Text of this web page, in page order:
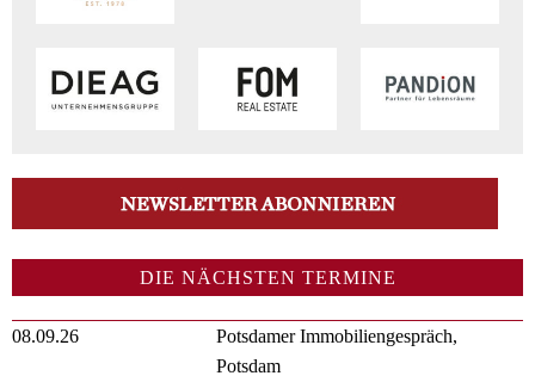
DIE NÄCHSTEN TERMINE
08.09.26
Potsdamer Immobiliengespräch,
Potsdam